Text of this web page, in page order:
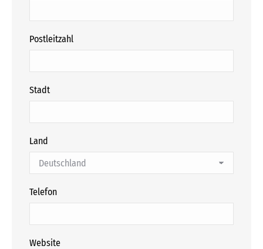
Postleitzahl
Stadt
Land
Telefon
Website